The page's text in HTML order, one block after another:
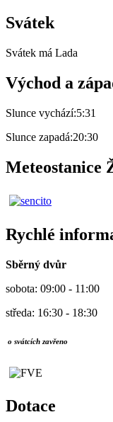
Svátek
Svátek má Lada
Východ a
Slunce vychází:5:31
Slunce zapadá:20:30
Meteostanice
Rychlé
Sběrný dvůr
sobota: 09:00 - 11:00
středa: 16:30 - 18:30
o svátcích zavřeno
Dotace